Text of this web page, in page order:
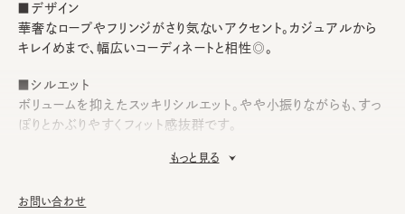
■デザイン
華奢なロープやフリンジがさり気ないアクセント。カジュアルから
キレイめまで、幅広いコーディネートと相性◎。
■シルエット
ボリュームを抑えたスッキリシルエット。やや小振りながらも、すっ
ぽりとかぶりやすくフィット感抜群です。
皮革でパイピングを施し、上品な印象に仕上げました。
もっと見る
お問い合わせ